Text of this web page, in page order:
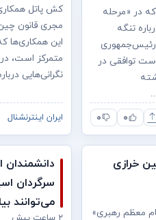
که در «مرحله
تنگه
رئیس‌جمهوری
توافقی در
۰ ۰
کش پاتل
مجری قانون
این همکاری‌ها که
متمرکز است،
نگرانی‌هایی
ایران اینترنشنال
خرازی
معظم رهبری»
سرگردان
می‌توانند